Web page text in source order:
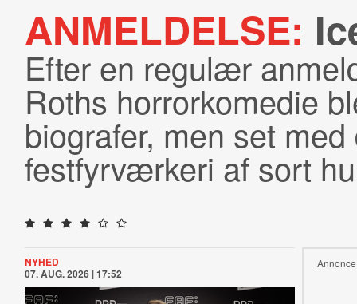
ANMELDELSE:
Efter en regulær
Roths horrorkomedie
biografer, men set
festfyrværkeri af sort
NYHED
07. AUG. 2026 | 17:52
Annonce